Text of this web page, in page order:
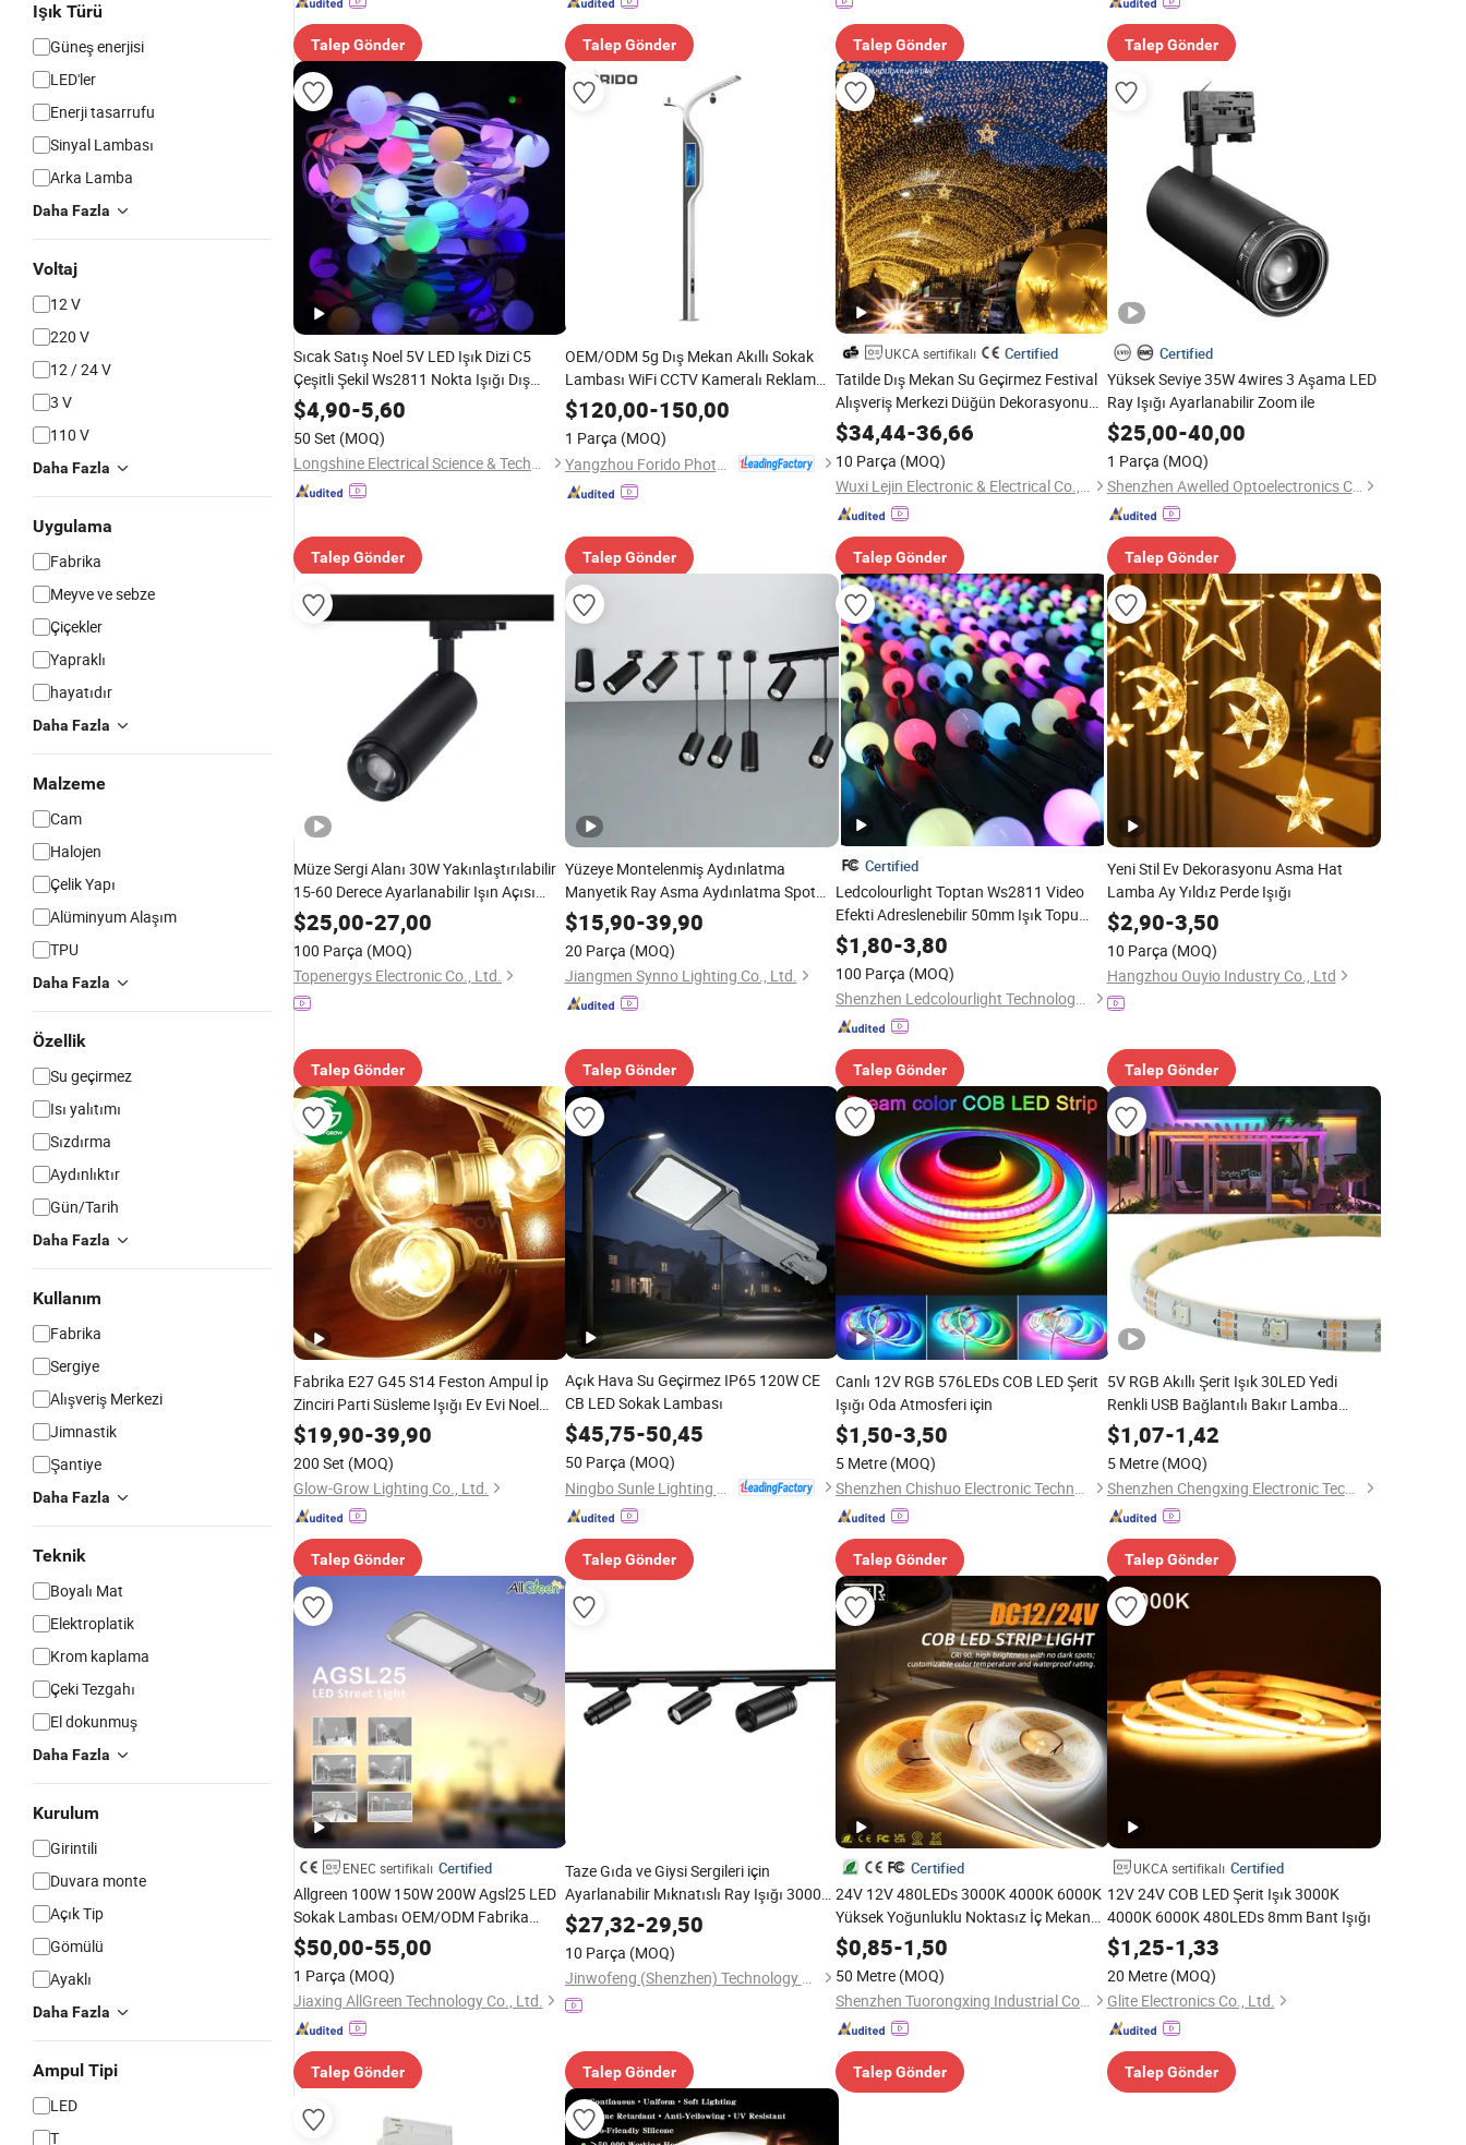
Işık Türü
Güneş enerjisi
LED'ler
Enerji tasarrufu
Sinyal Lambası
Arka Lamba
Daha Fazla
Voltaj
12 V
220 V
12 / 24 V
3 V
110 V
Daha Fazla
Uygulama
Fabrika
Meyve ve sebze
Çiçekler
Yapraklı
hayatıdır
Daha Fazla
Malzeme
Cam
Halojen
Çelik Yapı
Alüminyum Alaşım
TPU
Daha Fazla
Özellik
Su geçirmez
Isı yalıtımı
Sızdırma
Aydınlıktır
Gün/Tarih
Daha Fazla
Kullanım
Fabrika
Sergiye
Alışveriş Merkezi
Jimnastik
Şantiye
Daha Fazla
Teknik
Boyalı Mat
Elektroplatik
Krom kaplama
Çeki Tezgahı
El dokunmuş
Daha Fazla
Kurulum
Girintili
Duvara monte
Açık Tip
Gömülü
Ayaklı
Daha Fazla
Ampul Tipi
LED
T
Talep Gönder Talep Gönder Talep Gönder Talep Gönder
Sıcak Satış Noel 5V LED Işık Dizi C5
Çeşitli Şekil Ws2811 Nokta Işığı Dış
Mekan Plajı ve Atmosfer Dekorasyonu
için
$4,90-5,60
50 Set (MOQ)
Longshine Electrical Science & Technology Co., Ltd.
Talep Gönder
OEM/ODM 5g Dış Mekan Akıllı Sokak
Lambası WiFi CCTV Kameralı Reklam
Ekranı
$120,00-150,00
1 Parça (MOQ)
Talep Gönder
UKCA sertifikalı Certified
Tatilde Dış Mekan Su Geçirmez Festival
Alışveriş Merkezi Düğün Dekorasyonu
Özelleştirilmiş IP65 Sıcak Beyaz Kauçuk
İp LED Perde Işığı
$34,44-36,66
10 Parça (MOQ)
Wuxi Lejin Electronic & Electrical Co., Ltd.
Talep Gönder
Certified
Yüksek Seviye 35W 4wires 3 Aşama LED
Ray Işığı Ayarlanabilir Zoom ile
$25,00-40,00
1 Parça (MOQ)
Shenzhen Awelled Optoelectronics Co., Ltd
Talep Gönder
Müze Sergi Alanı 30W Yakınlaştırılabilir
15-60 Derece Ayarlanabilir Işın Açısı
Odak Ray Işığı
$25,00-27,00
100 Parça (MOQ)
Topenergys Electronic Co., Ltd.
Talep Gönder
Yüzeye Montelenmiş Aydınlatma
Manyetik Ray Asma Aydınlatma Spot
Işık LED Ray Işığı
$15,90-39,90
20 Parça (MOQ)
Jiangmen Synno Lighting Co., Ltd.
Talep Gönder
Certified
Ledcolourlight Toptan Ws2811 Video
Efekti Adreslenebilir 50mm Işık Topu
LED Piksel Haritalama Renk Değiştirebilir
Dize DMX 3D LED Piksel Top Şerit Işığı
$1,80-3,80
100 Parça (MOQ)
Shenzhen Ledcolourlight Technology Co., Ltd.
Talep Gönder
Yeni Stil Ev Dekorasyonu Asma Hat
Lamba Ay Yıldız Perde Işığı
$2,90-3,50
10 Parça (MOQ)
Hangzhou Ouyio Industry Co., Ltd
Talep Gönder
Fabrika E27 G45 S14 Feston Ampul İp
Zinciri Parti Süsleme Işığı Ev Evi Noel
Kampı Yılbaşı Düğün Dış Mekan
Dekorasyonu
$19,90-39,90
200 Set (MOQ)
Glow-Grow Lighting Co., Ltd.
Talep Gönder
Açık Hava Su Geçirmez IP65 120W CE
CB LED Sokak Lambası
$45,75-50,45
50 Parça (MOQ)
Talep Gönder
Canlı 12V RGB 576LEDs COB LED Şerit
Işığı Oda Atmosferi için
$1,50-3,50
5 Metre (MOQ)
Shenzhen Chishuo Electronic Technology Co., Ltd.
Talep Gönder
5V RGB Akıllı Şerit Işık 30LED Yedi
Renkli USB Bağlantılı Bakır Lamba
Gövdesi Atmosfer Işık Dize
$1,07-1,42
5 Metre (MOQ)
Shenzhen Chengxing Electronic Technology Co.,Ltd
Talep Gönder
ENEC sertifikalı Certified
Allgreen 100W 150W 200W Agsl25 LED
Sokak Lambası OEM/ODM Fabrika
Fiyatı Dökme Alüminyum Toptan Küresel
Kaynaklar Lamba Kafası Enerji
Tasarruflu Ampul ENEC ile
$50,00-55,00
1 Parça (MOQ)
Jiaxing AllGreen Technology Co., Ltd.
Talep Gönder
Taze Gıda ve Giysi Sergileri için
Ayarlanabilir Mıknatıslı Ray Işığı 3000K-
6000K
$27,32-29,50
10 Parça (MOQ)
Jinwofeng (Shenzhen) Technology Co., Ltd.
Talep Gönder
Certified
24V 12V 480LEDs 3000K 4000K 6000K
Yüksek Yoğunluklu Noktasız İç Mekan
Dış Mekan Aydınlatma Esnek LED COB
Şerit Işığı
$0,85-1,50
50 Metre (MOQ)
Shenzhen Tuorongxing Industrial Co., Ltd.
Talep Gönder
UKCA sertifikalı Certified
12V 24V COB LED Şerit Işık 3000K
4000K 6000K 480LEDs 8mm Bant Işığı
$1,25-1,33
20 Metre (MOQ)
Glite Electronics Co., Ltd.
Talep Gönder